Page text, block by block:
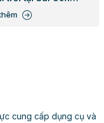
cung cấp dụng cụ và